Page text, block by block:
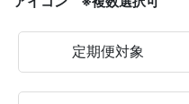
定期便対象